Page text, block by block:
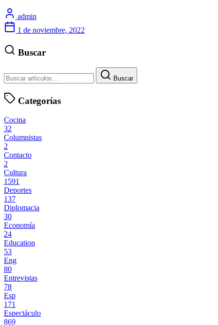
admin
1 de noviembre, 2022
Buscar
Buscar
Categorías
Cocina
32
Columnistas
2
Contacto
2
Cultura
1591
Deportes
137
Diplomacia
30
Economía
24
Education
53
Eng
80
Entrevistas
78
Esp
171
Espectáculo
869